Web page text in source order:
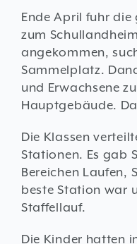
SCHULE
FÖRDERKREIS
INFORMATION
KONTAKT
Ende April fuhr die
zum
angekommen,
Sammelplatz.
und Erwachsene
Hauptgebäude.
Die Klassen
Stationen. Es gab
Bereichen Laufen,
beste Station war
Staffellauf.
Die Kinder hatten